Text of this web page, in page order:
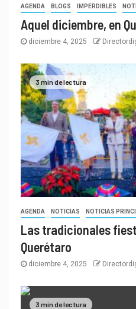
AGENDA BLOGS IMPERDIBLES
Aquel diciembre, en
diciembre 4, 2025
3 min de lectura
AGENDA NOTICIAS NOTICIAS
Las tradicionales
Querétaro
diciembre 4, 2025
3 min de lectura